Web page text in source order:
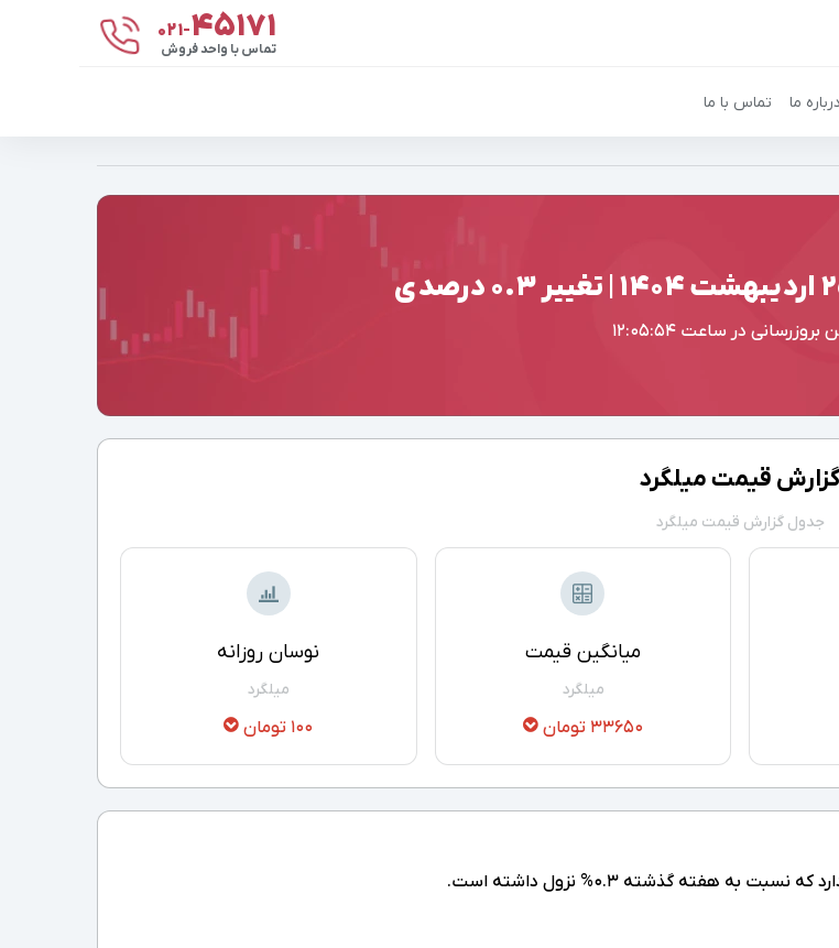
021-۴۵۱۷۱
تماس با واحد فروش
درباره ما تماس با ما
بروزرسانی در ساعت12:05:54
قیمت میلگرد
جدول گزارش قیمت میلگرد
میانگین قیمت
میلگرد
33650 تومان
نوسان روزانه
میلگرد
100 تومان